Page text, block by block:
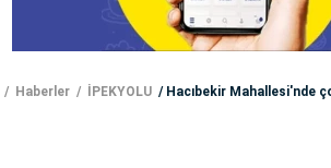
Haberler İPEKYOLU Hacıbekir Mahallesi'nde